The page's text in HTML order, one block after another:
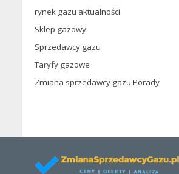
rynek gazu aktualności
Sklep gazowy
Sprzedawcy gazu
Taryfy gazowe
Zmiana sprzedawcy gazu Porady